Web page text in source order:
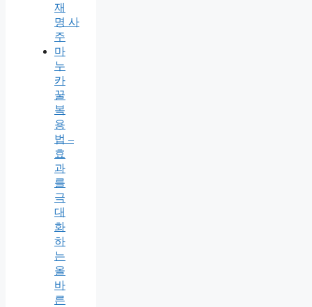
재
명 사
주
마
누
카
꿀
복
용
법 –
효
과
를
극
대
화
하
는
올
바
른